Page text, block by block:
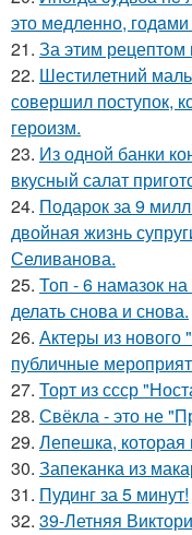
это мeдлeнно,
21. За этим рецептом
22. Шестилетний
совершил поступок,
героизм.
23. Из одной банки
вкусный салат
24. Подарок за 9
двойная жизнь
Селиванова.
25. Топ - 6 намазок
делать снова и снова.
26. Актеры из нового
публичные
27. Торт из ссср
28. Свёкла - это не
29. Лепешка, которая
30. Запеканка из
31. Пудинг за 5 минут!
32. 39-Летняя